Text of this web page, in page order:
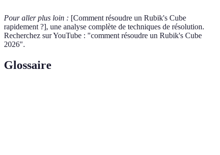
Pour aller plus loin : [Comment résoudre un Rubik's Cube
rapidement ?], une analyse complète de techniques de résolution.
Recherchez sur YouTube : "comment résoudre un Rubik's Cube
2026".
Glossaire